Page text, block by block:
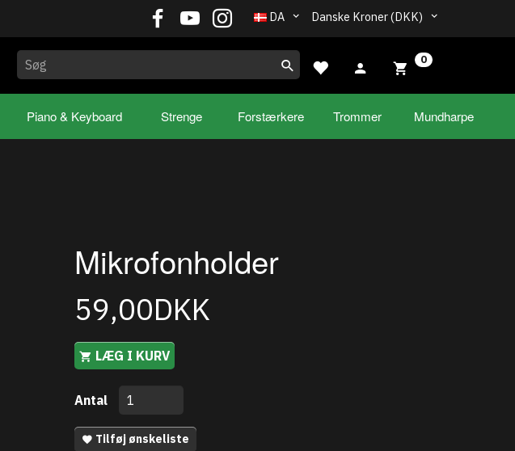
Danske Kroner (DKK)
DA
0
Piano & Keyboard Strenge Forstærkere Trommer Mundharpe
Mikrofonholder
59,00DKK
LÆG I KURV
Antal
Tilføj ønskeliste